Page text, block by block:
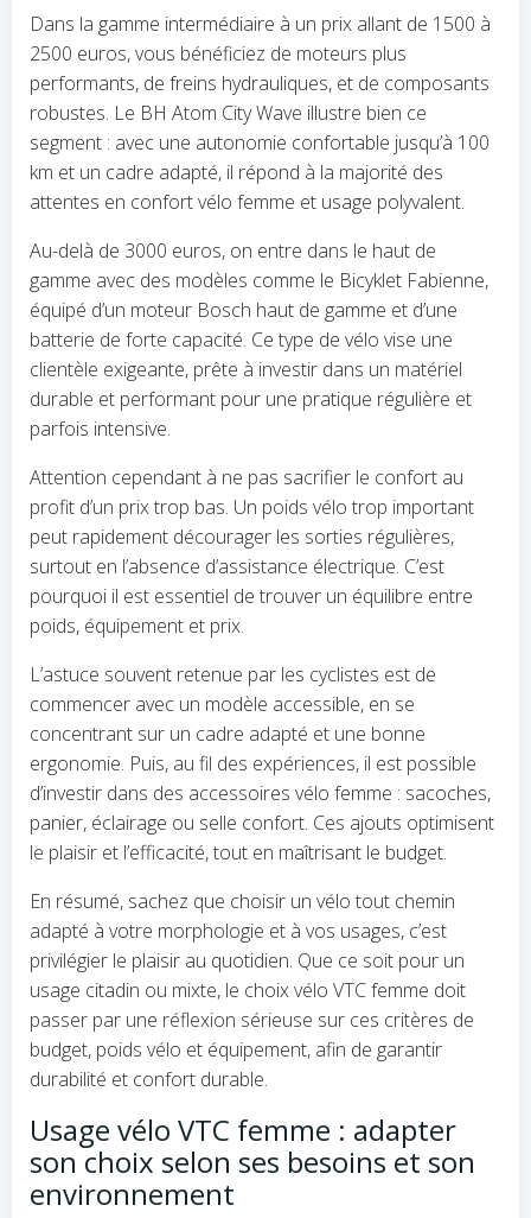
Dans la gamme intermédiaire à un prix allant de 1500 à
2500 euros, vous bénéficiez de moteurs plus
performants, de freins hydrauliques, et de composants
robustes. Le BH Atom City Wave illustre bien ce
segment : avec une autonomie confortable jusqu’à 100
km et un cadre adapté, il répond à la majorité des
attentes en confort vélo femme et usage polyvalent.
Au-delà de 3000 euros, on entre dans le haut de
gamme avec des modèles comme le Bicyklet Fabienne,
équipé d’un moteur Bosch haut de gamme et d’une
batterie de forte capacité. Ce type de vélo vise une
clientèle exigeante, prête à investir dans un matériel
durable et performant pour une pratique régulière et
parfois intensive.
Attention cependant à ne pas sacrifier le confort au
profit d’un prix trop bas. Un poids vélo trop important
peut rapidement décourager les sorties régulières,
surtout en l’absence d’assistance électrique. C’est
pourquoi il est essentiel de trouver un équilibre entre
poids, équipement et prix.
L’astuce souvent retenue par les cyclistes est de
commencer avec un modèle accessible, en se
concentrant sur un cadre adapté et une bonne
ergonomie. Puis, au fil des expériences, il est possible
d’investir dans des accessoires vélo femme : sacoches,
panier, éclairage ou selle confort. Ces ajouts optimisent
le plaisir et l’efficacité, tout en maîtrisant le budget.
En résumé, sachez que choisir un vélo tout chemin
adapté à votre morphologie et à vos usages, c’est
privilégier le plaisir au quotidien. Que ce soit pour un
usage citadin ou mixte, le choix vélo VTC femme doit
passer par une réflexion sérieuse sur ces critères de
budget, poids vélo et équipement, afin de garantir
durabilité et confort durable.
Usage vélo VTC femme : adapter
son choix selon ses besoins et son
environnement